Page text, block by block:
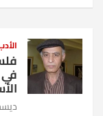
في
ديسمبر